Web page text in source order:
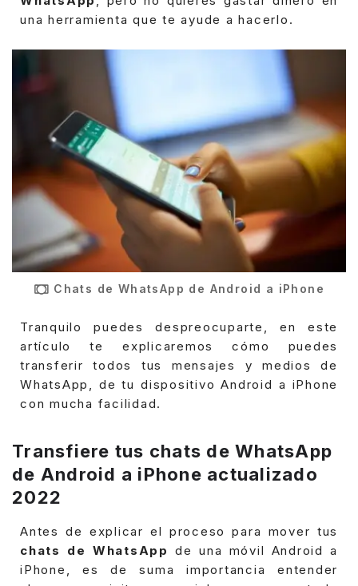
una herramienta que te ayude a hacerlo.
Chats de WhatsApp de Android a iPhone
Tranquilo puedes despreocuparte, en este
artículo te explicaremos cómo puedes
transferir todos tus mensajes y medios de
WhatsApp, de tu dispositivo Android a iPhone
con mucha facilidad.
Transfiere tus chats de WhatsApp
de Android a iPhone actualizado
2022
Antes de explicar el proceso para mover tus
chats de WhatsAppde una móvil Android a
iPhone, es de suma importancia entender